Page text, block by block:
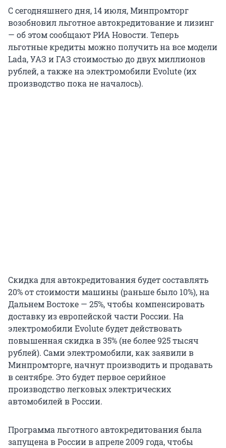
С сегодняшнего дня, 14 июля, Минпромторг
возобновил льготное автокредитование и лизинг
— об этом сообщают РИА Новости. Теперь
льготные кредиты можно получить на все модели
Lada, УАЗ и ГАЗ стоимостью до двух миллионов
рублей, а также на электромобили Evolute (их
производство пока не началось).
Скидка для автокредитования будет составлять
20% от стоимости машины (раньше было 10%), на
Дальнем Востоке — 25%, чтобы компенсировать
доставку из европейской части России. На
электромобили Evolute будет действовать
повышенная скидка в 35% (не более 925 тысяч
рублей). Сами электромобили, как заявили в
Минпромторге, начнут производить и продавать
в сентябре. Это будет первое серийное
производство легковых электрических
автомобилей в России.
Программа льготного автокредитования была
запущена в России в апреле 2009 года, чтобы